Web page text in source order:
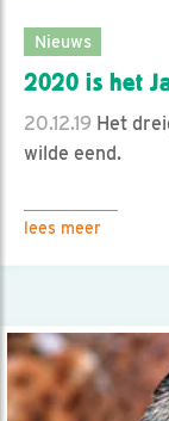
Nieuws
2020 is het
20.12.19 Het
wilde eend.
lees meer